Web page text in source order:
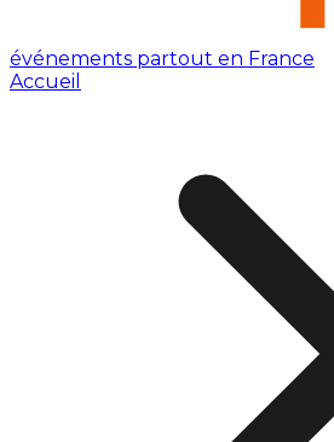
événements partout en France
Accueil